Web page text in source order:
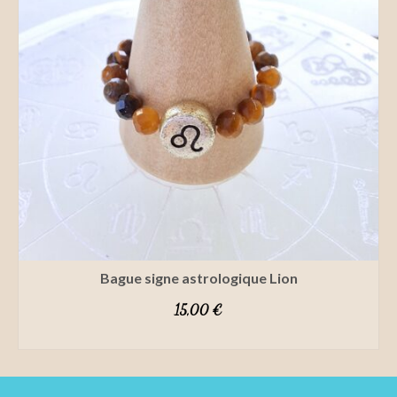
page
produit
Bague signe astrologique Lion
15,00 €
produit